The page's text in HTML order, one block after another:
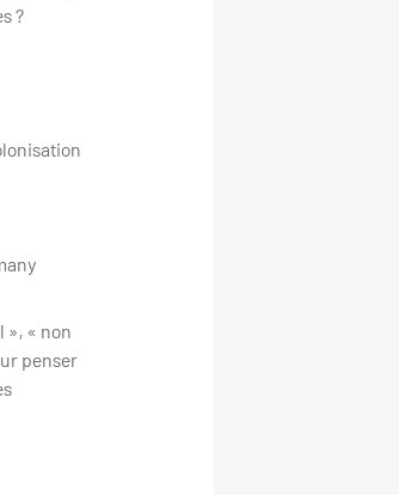
?
», « non
penser